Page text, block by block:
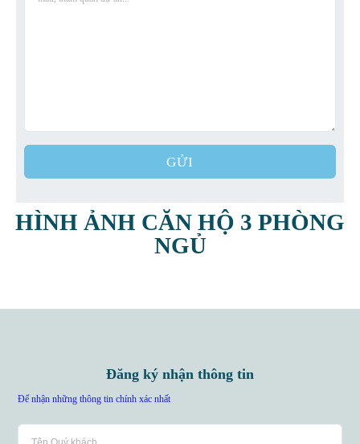
GỬI
HÌNH ẢNH CĂN HỘ 3 PHÒNG
NGỦ
Đăng ký nhận thông tin
Để nhận những thông tin chính xác nhất